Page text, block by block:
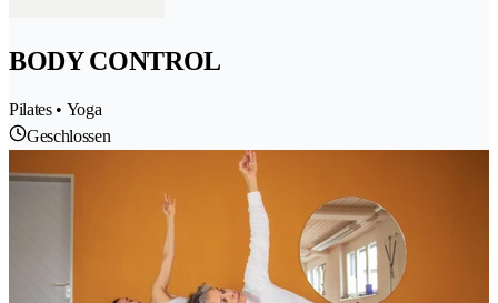
BODY CONTROL
Pilates • Yoga
Geschlossen